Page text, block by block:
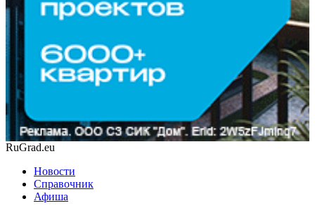
RuGrad.eu
Новости
Справочник
Афиша